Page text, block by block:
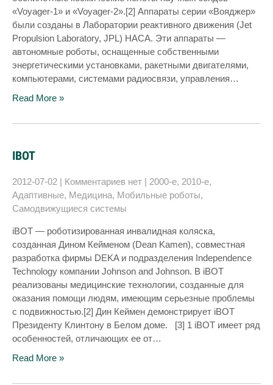
«Voyager-1» и «Voyager-2».[2] Аппараты серии «Вояджер»
были созданы в Лаборатории реактивного движения (Jet
Propulsion Laboratory, JPL) НАСА. Эти аппараты —
автономные роботы, оснащенные собственными
энергетическими установками, ракетными двигателями,
компьютерами, системами радиосвязи, управления…
Read More »
IBOT
2012-07-02 | Комментариев нет | 2000-е, 2010-е,
Адаптивные, Медицина, Мобильные роботы,
Самодвижущиеся системы
iBOT — роботизированная инвалидная коляска,
созданная Дином Кейменом (Dean Kamen), совместная
разработка фирмы DEKA и подразделения Independence
Technology компании Johnson and Johnson. В iBOT
реализованы медицинские технологии, созданные для
оказания помощи людям, имеющим серьезные проблемы
с подвижностью.[2] Дин Кеймен демонстрирует iBOT
Президенту Клинтону в Белом доме. [3] 1 iBOT имеет ряд
особенностей, отличающих ее от…
Read More »